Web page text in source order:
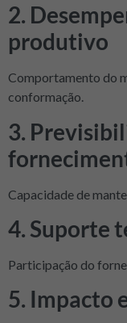
2.
produtivo
Comportamento do
conformação.
3.
Capacidade de
4. Suporte
Participação do
5. Impacto